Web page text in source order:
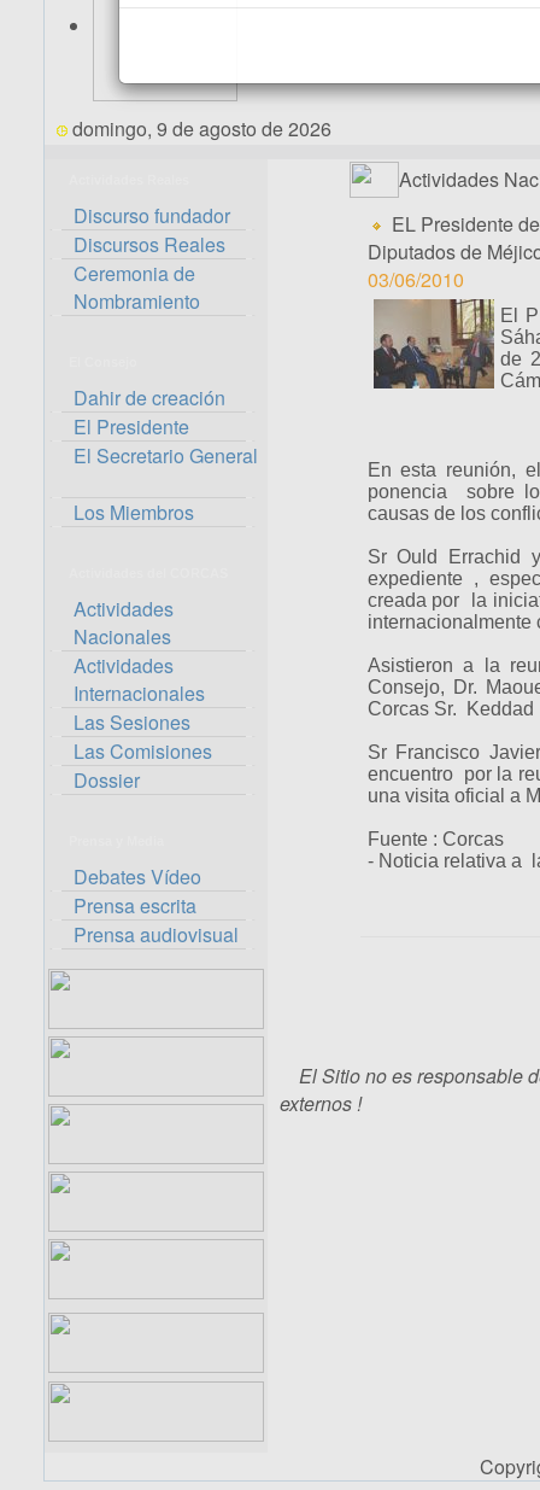
domingo, 9 de agosto de 2026
Discurso fundador
Discursos Reales
Ceremonia de
Nombramiento
Dahir de creación
El Presidente
El Secretario General
Los Miembros
Actividades
Nacionales
Actividades
Internacionales
Las Sesiones
Las Comisiones
Dossier
Debates Vídeo
Prensa escrita
Prensa audiovisual
Actividades
EL Presidente
Diputados de
03/06/2010
El
de
En esta reunión,
ponencia sobre
causas de los
Sr Ould Errachid
expediente ,
creada por la
internacionalmente
Asistieron a la
Consejo, Dr.
Corcas Sr. Keddad
Sr Francisco
encuentro por la
una visita oficial a
Fuente : Corcas
- Noticia relativa a
El Sitio no es responsable
externos !